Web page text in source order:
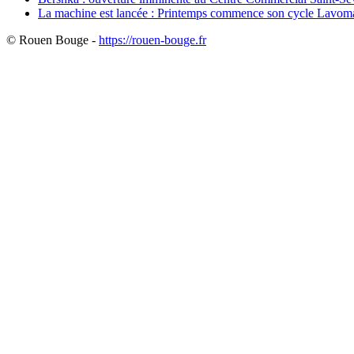
La machine est lancée : Printemps commence son cycle
© Rouen Bouge - https://rouen-bouge.fr